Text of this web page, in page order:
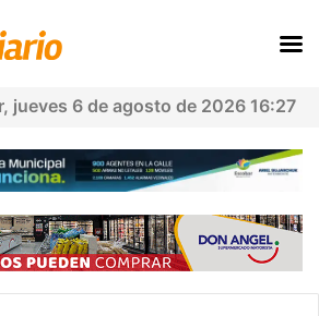
jueves 6 de agosto de 2026 16:27